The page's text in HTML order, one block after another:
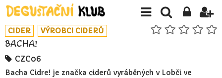
CIDER VÝROBCI CIDERŮ
BACHA!
CZC06
Bacha Cidre! je značka ciderů vyráběných v Lobči ve